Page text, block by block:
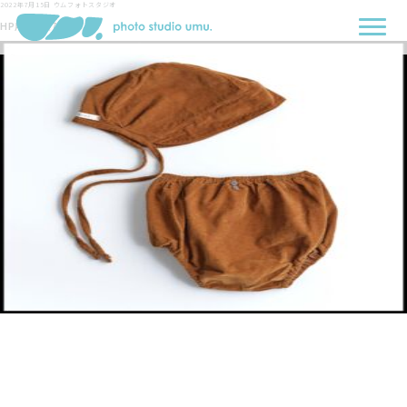
2022年7月15日 ウムフォトスタジオ
HP用-衣装7